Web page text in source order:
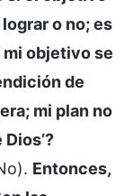
o no; es
mi objetivo se
de
mi plan no
Entonces,